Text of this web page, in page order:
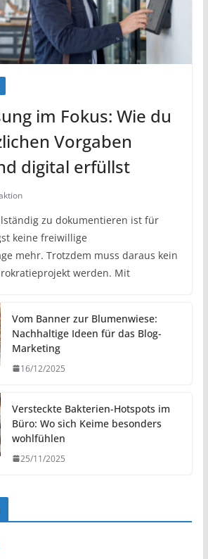
im Fokus: Wie du
Vorgaben
digital erfüllst
zu dokumentieren ist für
keine freiwillige
mehr. Trotzdem muss daraus kein
werden. Mit
Vom Banner zur Blumenwiese:
Nachhaltige Ideen für das Blog-
Marketing
16/12/2025
Versteckte Bakterien-Hotspots im
Büro: Wo sich Keime besonders
wohlfühlen
25/11/2025